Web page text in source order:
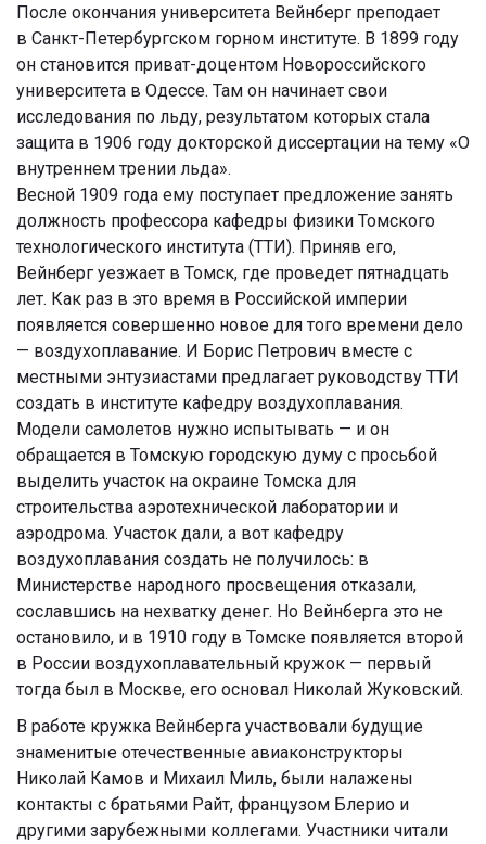
После окончания университета Вейнберг преподает
в Санкт-Петербургском горном институте. В 1899 году
он становится приват-доцентом Новороссийского
университета в Одессе. Там он начинает свои
исследования по льду, результатом которых стала
защита в 1906 году докторской диссертации на тему «О
внутреннем трении льда».
Весной 1909 года ему поступает предложение занять
должность профессора кафедры физики Томского
технологического института (ТТИ). Приняв его,
Вейнберг уезжает в Томск, где проведет пятнадцать
лет. Как раз в это время в Российской империи
появляется совершенно новое для того времени дело
— воздухоплавание. И Борис Петрович вместе с
местными энтузиастами предлагает руководству ТТИ
создать в институте кафедру воздухоплавания.
Модели самолетов нужно испытывать — и он
обращается в Томскую городскую думу с просьбой
выделить участок на окраине Томска для
строительства аэротехнической лаборатории и
аэродрома. Участок дали, а вот кафедру
воздухоплавания создать не получилось: в
Министерстве народного просвещения отказали,
сославшись на нехватку денег. Но Вейнберга это не
остановило, и в 1910 году в Томске появляется второй
в России воздухоплавательный кружок — первый
тогда был в Москве, его основал Николай Жуковский.
В работе кружка Вейнберга участвовали будущие
знаменитые отечественные авиаконструкторы
Николай Камов и Михаил Миль, были налажены
контакты с братьями Райт, французом Блерио и
другими зарубежными коллегами. Участники читали